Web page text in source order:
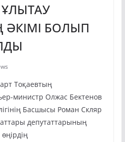
ҰЛЫТАУ
БОЛЫП
Тоқаевтың
министр Олжас Бектенов
Басшысы Роман Скляр
депутаттарының